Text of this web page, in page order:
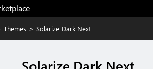
Themes > Solarize Dark Next